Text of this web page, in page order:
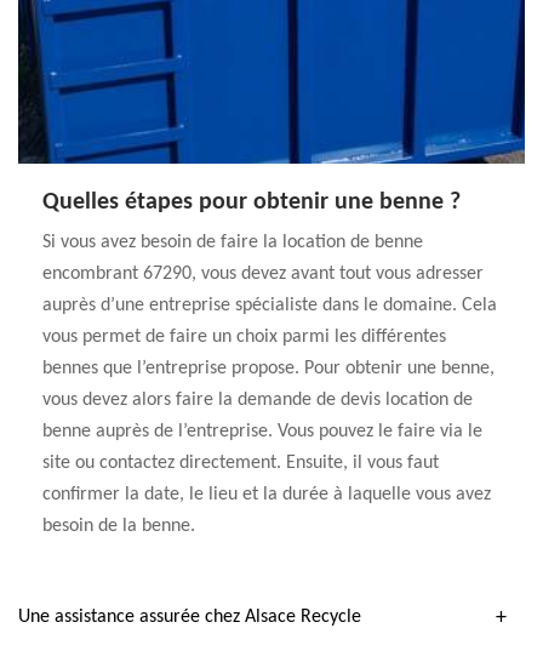
Quelles étapes pour obtenir une benne ?
Si vous avez besoin de faire la location de benne
encombrant 67290, vous devez avant tout vous adresser
auprès d’une entreprise spécialiste dans le domaine. Cela
vous permet de faire un choix parmi les différentes
bennes que l’entreprise propose. Pour obtenir une benne,
vous devez alors faire la demande de devis location de
benne auprès de l’entreprise. Vous pouvez le faire via le
site ou contactez directement. Ensuite, il vous faut
confirmer la date, le lieu et la durée à laquelle vous avez
besoin de la benne.
Une assistance assurée chez Alsace Recycle